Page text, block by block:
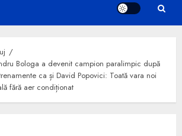
Bologa a devenit campion paralimpic după
ca și David Popovici: Toată vara noi
fără aer condiționat